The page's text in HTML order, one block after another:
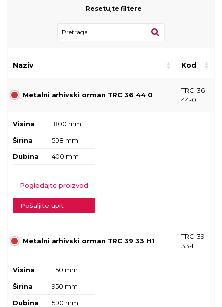
Resetujte filtere
Naziv Kod
Metalni arhivski orman TRC 36 44 0
TRC-36-
44-0
Visina 1800 mm
Širina 508 mm
Dubina 400 mm
Pogledajte proizvod
Pošaljite upit
Metalni arhivski orman TRC 39 33 H1
TRC-39-
33-H1
Visina 1150 mm
Širina 950 mm
Dubina 500 mm